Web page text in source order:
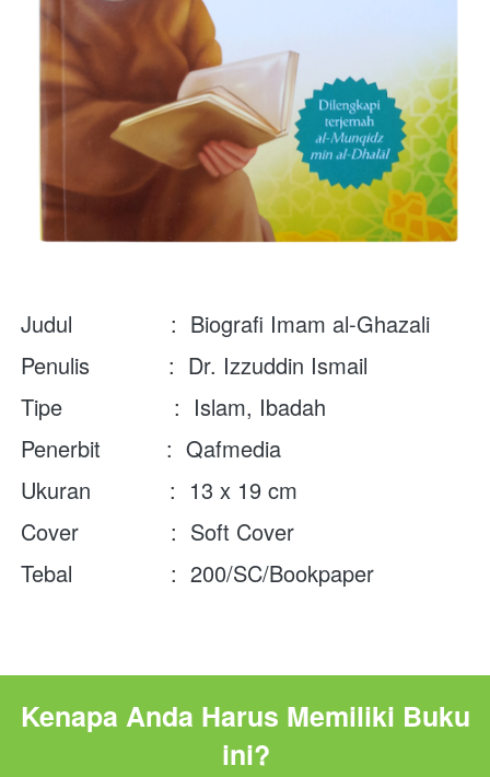
Judul               :  Biografi Imam al-Ghazali
Penulis            : Dr. Izzuddin Ismail
Tipe                 :  Islam, Ibadah
Penerbit          :  Qafmedia
Ukuran            :  13 x 19 cm
Cover              :  Soft Cover
Tebal               : 200/SC/Bookpaper
Kenapa Anda Harus Memiliki Buku
ini?